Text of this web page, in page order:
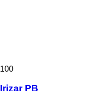
100
Irizar PB